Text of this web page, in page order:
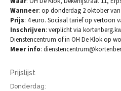
Wanneer: op donderdag 2 oktober van
Prijs: 4 euro. Sociaal tarief op vertoon
Inschrijven: verplicht via
Dienstencentrum of in OH De Klok op
Meer info:
Prijslijst
Donderdag: